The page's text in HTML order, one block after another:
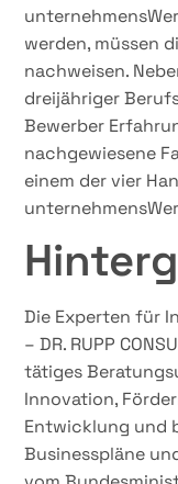
werden, müssen
nachweisen.
dreijähriger
Bewerber
nachgewiesene
einem der vier
Die Experten für
– DR. RUPP
tätiges
Innovation,
Entwicklung und
Businesspläne